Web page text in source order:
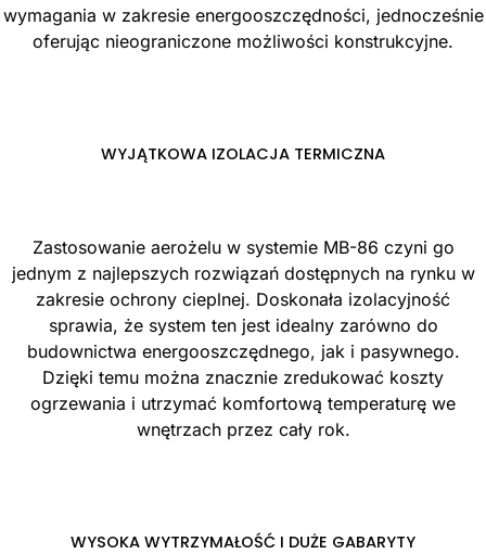
wymagania w zakresie energooszczędności, jednocześnie
oferując nieograniczone możliwości konstrukcyjne.
WYJĄTKOWA IZOLACJA TERMICZNA
Zastosowanie aerożelu w systemie MB-86 czyni go
jednym z najlepszych rozwiązań dostępnych na rynku w
zakresie ochrony cieplnej. Doskonała izolacyjność
sprawia, że system ten jest idealny zarówno do
budownictwa energooszczędnego, jak i pasywnego.
Dzięki temu można znacznie zredukować koszty
ogrzewania i utrzymać komfortową temperaturę we
wnętrzach przez cały rok.
WYSOKA WYTRZYMAŁOŚĆ I DUŻE GABARYTY